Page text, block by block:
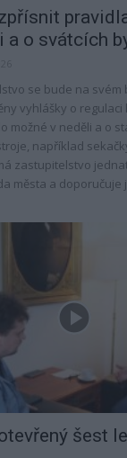
a o svátcích
se bude na
vyhlášky o regulaci
možné v neděli a o
například
zastupitelstvo
města a doporučuje
šest